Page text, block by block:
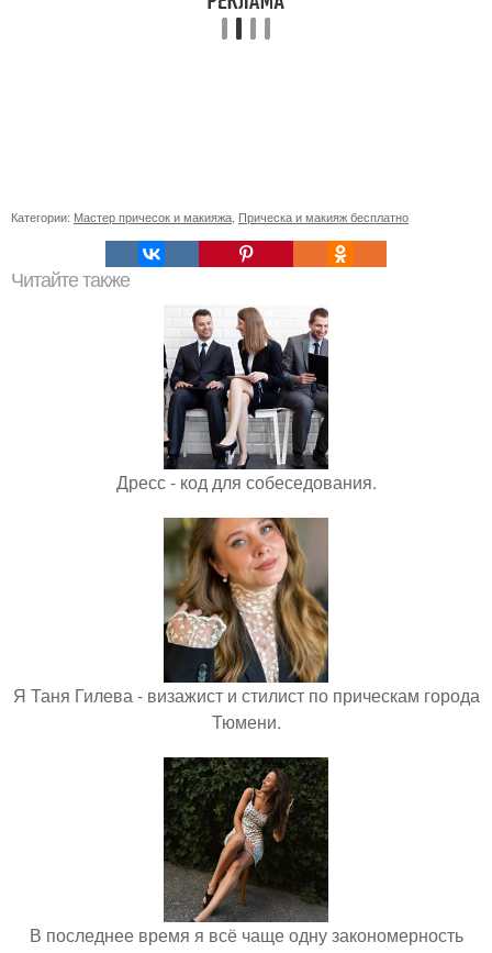
Категории: Мастер причесок и макияжа Прическа и макияж бесплатно
Читайте также
Дресс - код для собеседования.
Я Таня Гилева - визажист и стилист по прическам города
Тюмени.
В последнее время я всё чаще одну закономерность